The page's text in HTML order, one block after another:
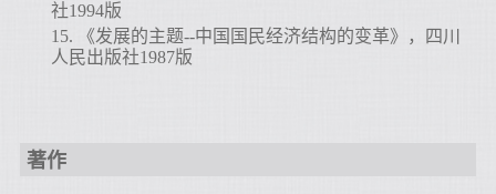
社1994版
15.
《发展的主题--中国国民经济结构的变革》，四川
人民出版社1987版
著作